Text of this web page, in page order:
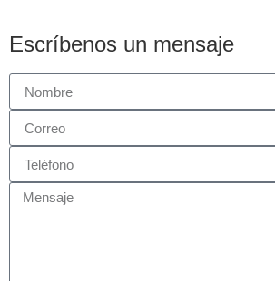
Escríbenos un mensaje